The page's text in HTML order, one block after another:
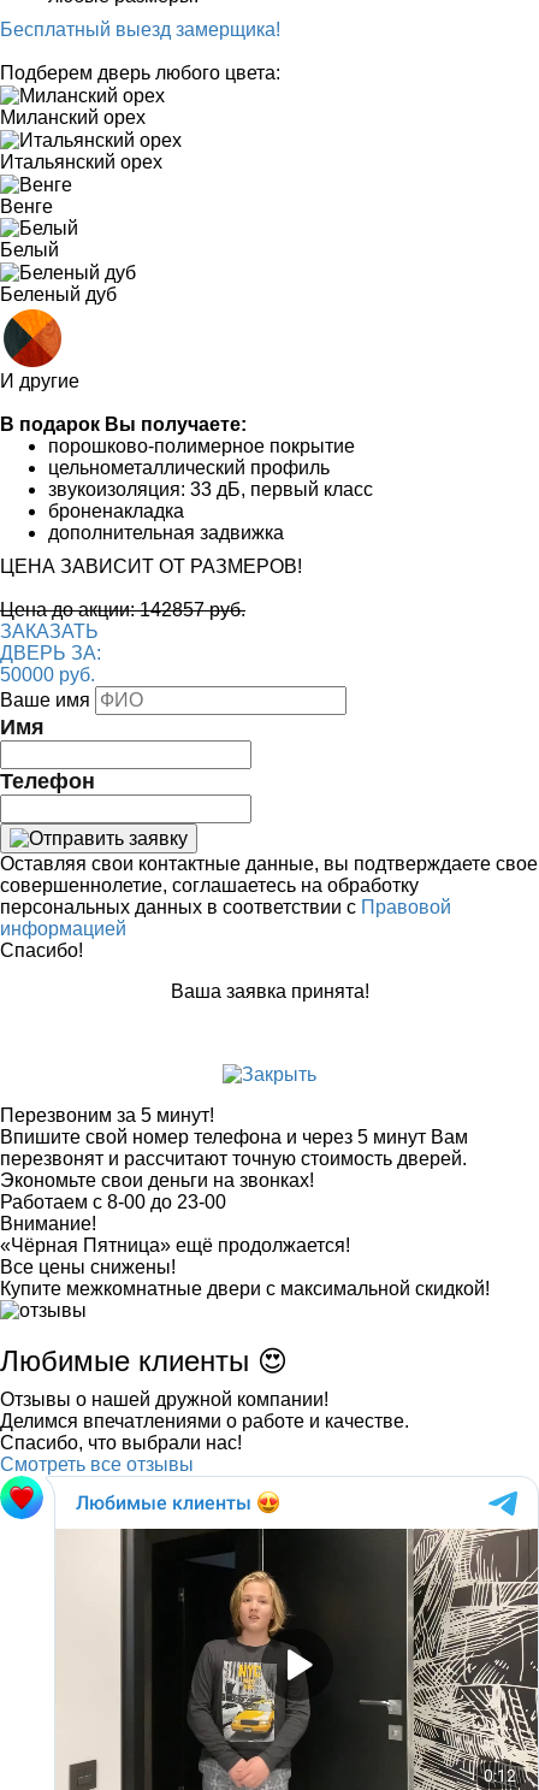
Бесплатный выезд замерщика!
Подберем дверь любого цвета:
Миланский орех
Итальянский орех
Венге
Белый
Беленый дуб
И другие
В подарок Вы получаете:
порошково-полимерное покрытие
цельнометаллический профиль
звукоизоляция: 33 дБ, первый класс
броненакладка
дополнительная задвижка
ЦЕНА ЗАВИСИТ ОТ РАЗМЕРОВ!
Цена до акции: 142857 руб.
ЗАКАЗАТЬ
ДВЕРЬ ЗА:
50000 руб.
Ваше имя
Имя
Телефон
Оставляя свои контактные данные, вы подтверждаете свое
совершеннолетие, соглашаетесь на обработку
персональных данных в соответствии с Правовой
информацией
Спасибо!
Ваша заявка принята!
Перезвоним за 5 минут!
Впишите свой номер телефона и через 5 минут Вам
перезвонят и рассчитают точную стоимость дверей.
Экономьте свои деньги на звонках!
Работаем с 8-00 до 23-00
Внимание!
«Чёрная Пятница» ещё продолжается!
Все цены снижены!
Купите межкомнатные двери с максимальной скидкой!
Любимые клиенты 😍
Отзывы о нашей дружной компании!
Делимся впечатлениями о работе и качестве.
Спасибо, что выбрали нас!
Смотреть все отзывы